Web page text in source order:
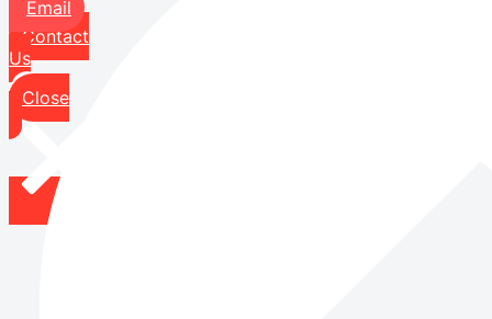
Contact
Us
Close